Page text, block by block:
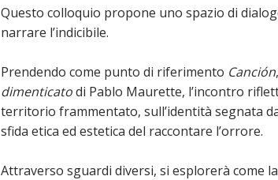
Questo colloquio propone uno spazio di
narrare l’indicibile.
Prendendo come punto di riferimento Canción
dimenticatodi Pablo Maurette, l’incontro
territorio frammentato, sull’identità segnata
sfida etica ed estetica del raccontare l’orrore.
Attraverso sguardi diversi, si esplorerà come